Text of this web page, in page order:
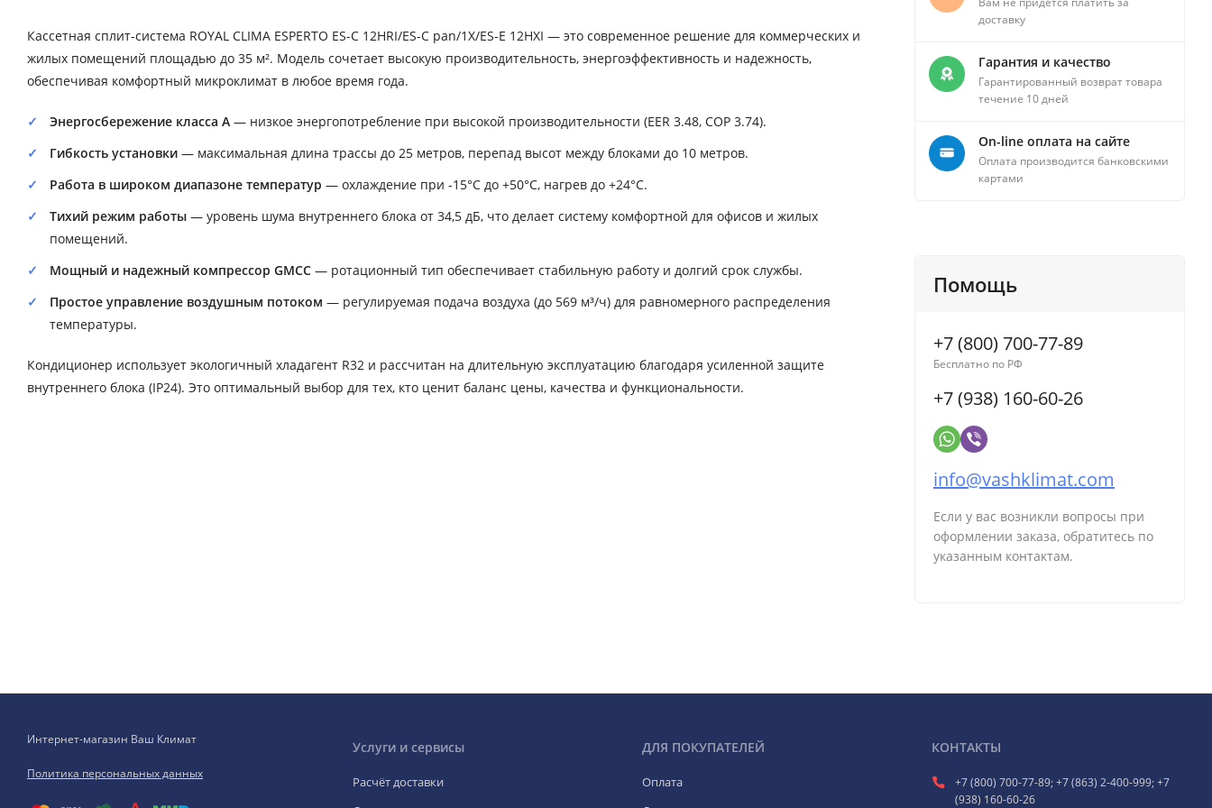
Кассетная сплит-система ROYAL CLIMA ESPERTO ES-C 12HRI/ES-C pan/1X/ES-E 12HXI — это современное решение для коммерческих и
жилых помещений площадью до 35 м². Модель сочетает высокую производительность, энергоэффективность и надежность,
обеспечивая комфортный микроклимат в любое время года.
Энергосбережение класса А — низкое энергопотребление при высокой производительности (EER 3.48, COP 3.74).
Гибкость установки — максимальная длина трассы до 25 метров, перепад высот между блоками до 10 метров.
Работа в широком диапазоне температур — охлаждение при -15°C до +50°C, нагрев до +24°C.
Тихий режим работы — уровень шума внутреннего блока от 34,5 дБ, что делает систему комфортной для офисов и жилых
помещений.
Мощный и надежный компрессор GMCC — ротационный тип обеспечивает стабильную работу и долгий срок службы.
Простое управление воздушным потоком — регулируемая подача воздуха (до 569 м³/ч) для равномерного распределения
температуры.
Кондиционер использует экологичный хладагент R32 и рассчитан на длительную эксплуатацию благодаря усиленной защите
внутреннего блока (IP24). Это оптимальный выбор для тех, кто ценит баланс цены, качества и функциональности.
доставку
Гарантия и качество
Гарантированный возврат товара
течение 10 дней
On-line оплата на сайте
Оплата производится банковскими
картами
Помощь
+7 (800) 700-77-89
Бесплатно по РФ
+7 (938) 160-60-26
info@vashklimat.com
Если у вас возникли вопросы при
оформлении заказа, обратитесь по
указанным контактам.
Интернет-магазин Ваш Климат
Политика персональных данных
Услуги и сервисы
Расчёт доставки
ДЛЯ ПОКУПАТЕЛЕЙ
Оплата
КОНТАКТЫ
+7 (800) 700-77-89; +7 (863) 2-400-999; +7
(938) 160-60-26